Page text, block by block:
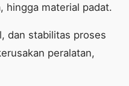
hingga material padat.
dan stabilitas proses
peralatan,